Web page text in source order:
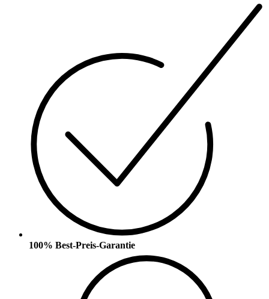
100% Best-Preis-Garantie